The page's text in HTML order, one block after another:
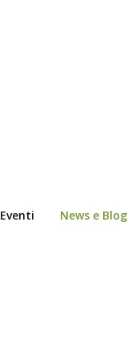
Eventi News e Blog